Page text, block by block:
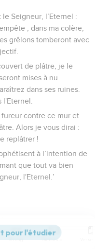
Seigneur, l’Eternel :
; dans ma colère,
grêlons tomberont avec
de plâtre, je le
mises à nu.
dans ses ruines.
fureur contre ce mur et
Alors je vous dirai :
replâtrer !
à l’intention de
que tout va bien
l'Eternel.’
d’après leurs penchants
Strong